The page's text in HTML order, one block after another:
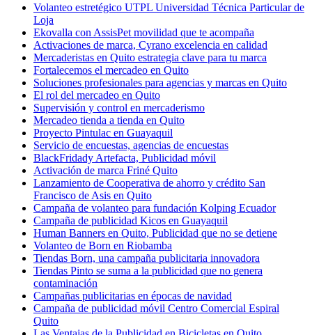
Volanteo estretégico UTPL Universidad Técnica Particular de
Loja
Ekovalla con AssisPet movilidad que te acompaña
Activaciones de marca, Cyrano excelencia en calidad
Mercaderistas en Quito estrategia clave para tu marca
Fortalecemos el mercadeo en Quito
Soluciones profesionales para agencias y marcas en Quito
El rol del mercadeo en Quito
Supervisión y control en mercaderismo
Mercadeo tienda a tienda en Quito
Proyecto Pintulac en Guayaquil
Servicio de encuestas, agencias de encuestas
BlackFridady Artefacta, Publicidad móvil
Activación de marca Friné Quito
Lanzamiento de Cooperativa de ahorro y crédito San
Francisco de Asis en Quito
Campaña de volanteo para fundación Kolping Ecuador
Campaña de publicidad Kicos en Guayaquil
Human Banners en Quito, Publicidad que no se detiene
Volanteo de Born en Riobamba
Tiendas Born, una campaña publicitaria innovadora
Tiendas Pinto se suma a la publicidad que no genera
contaminación
Campañas publicitarias en épocas de navidad
Campaña de publicidad móvil Centro Comercial Espiral
Quito